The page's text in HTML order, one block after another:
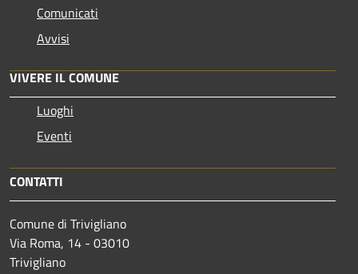
Comunicati
Avvisi
VIVERE IL COMUNE
Luoghi
Eventi
CONTATTI
Comune di Trivigliano
Via Roma, 14 - 03010
Trivigliano